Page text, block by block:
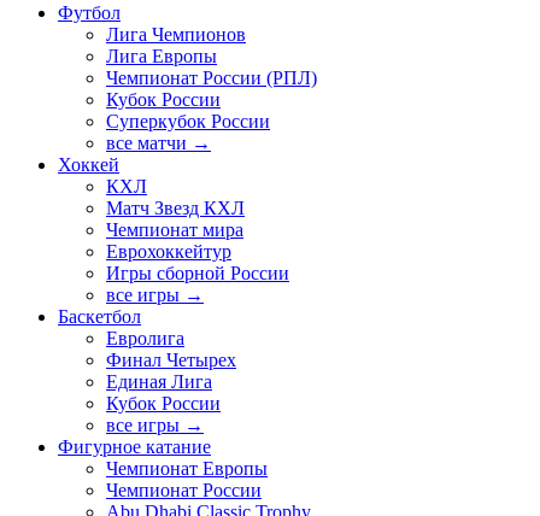
Футбол
Лига Чемпионов
Лига Европы
Чемпионат России (РПЛ)
Кубок России
Суперкубок России
все матчи →
Хоккей
КХЛ
Матч Звезд КХЛ
Чемпионат мира
Еврохоккейтур
Игры сборной России
все игры →
Баскетбол
Евролига
Финал Четырех
Единая Лига
Кубок России
все игры →
Фигурное катание
Чемпионат Европы
Чемпионат России
Abu Dhabi Classic Trophy